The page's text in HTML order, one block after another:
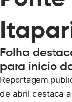
Folha
para início
Reportagem
de abril destaca